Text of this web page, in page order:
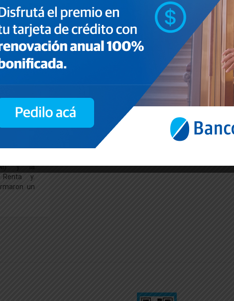
de
junto
Unión
Cámara
y
y la
Renta y.
un